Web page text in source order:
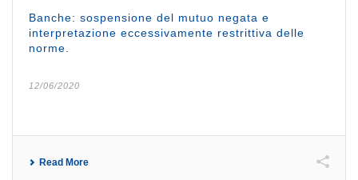
Banche: sospensione del mutuo negata e
interpretazione eccessivamente restrittiva delle
norme.
12/06/2020
Read More